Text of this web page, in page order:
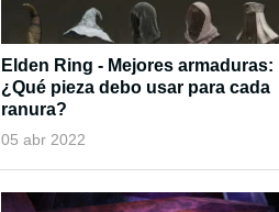
Elden Ring - Mejores armaduras:
¿Qué pieza debo usar para cada
ranura?
05 abr 2022